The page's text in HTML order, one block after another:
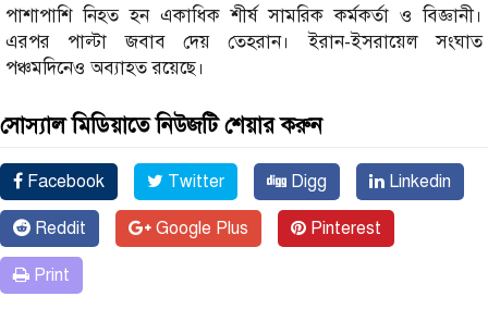
পাশাপাশি নিহত হন একাধিক শীর্ষ সামরিক কর্মকর্তা ও বিজ্ঞানী।
এরপর পাল্টা জবাব দেয় তেহরান। ইরান-ইসরায়েল সংঘাত
পঞ্চমদিনেও অব্যাহত রয়েছে।
সোস্যাল মিডিয়াতে নিউজটি শেয়ার করুন
Facebook Twitter Digg Linkedin
Reddit Google Plus Pinterest
Print